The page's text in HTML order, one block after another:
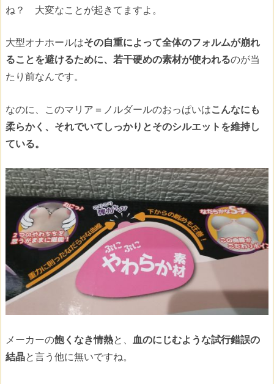
ね？ 大変なことが起きてますよ。
大型オナホールはその自重によって全体のフォルムが崩れ
ることを避けるために、若干硬めの素材が使われるのが当
たり前なんです。
なのに、このマリア＝ノルダールのおっぱいはこんなにも
柔らかく、それでいてしっかりとそのシルエットを維持し
ている。
メーカーの飽くなき情熱と、 血のにじむような試行錯誤の
結晶と言う他に無いですね。